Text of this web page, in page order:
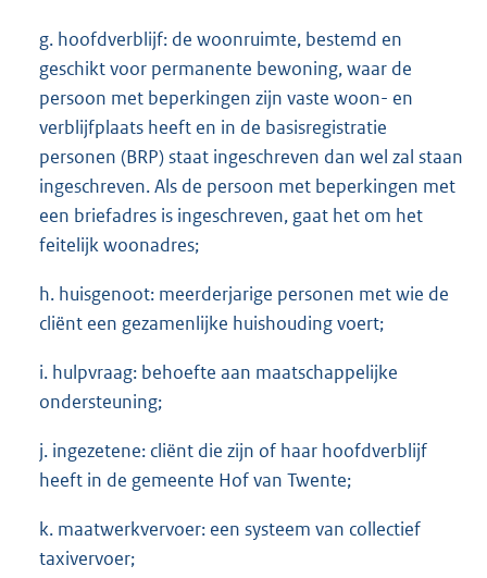
g. hoofdverblijf: de woonruimte, bestemd en
geschikt voor permanente bewoning, waar de
persoon met beperkingen zijn vaste woon- en
verblijfplaats heeft en in de basisregistratie
personen (BRP) staat ingeschreven dan wel zal staan
ingeschreven. Als de persoon met beperkingen met
een briefadres is ingeschreven, gaat het om het
feitelijk woonadres;
h. huisgenoot: meerderjarige personen met wie de
cliënt een gezamenlijke huishouding voert;
i. hulpvraag: behoefte aan maatschappelijke
ondersteuning;
j. ingezetene: cliënt die zijn of haar hoofdverblijf
heeft in de gemeente Hof van Twente;
k. maatwerkvervoer: een systeem van collectief
taxivervoer;